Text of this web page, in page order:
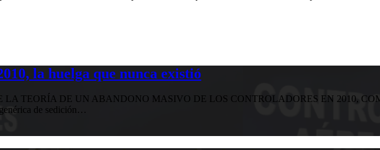
la huelga que nunca existió
LA TEORÍA DE UN ABANDONO MASIVO DE LOS CONTROLADORES EN 2010,
de sedición…